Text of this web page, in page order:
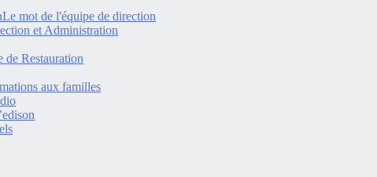
Le mot de l'équipe de direction
et Administration
de Restauration
aux familles